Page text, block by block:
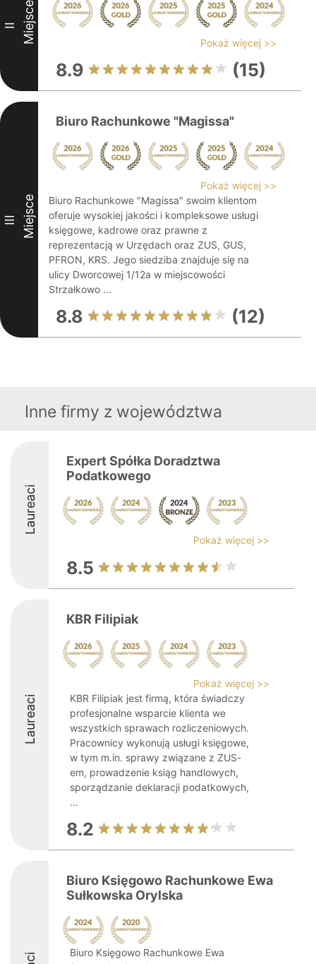
II Miejsce Pokaż więcej >>
8.9 (15)
III Miejsce
Biuro Rachunkowe "Magissa"
Pokaż więcej >>
Biuro Rachunkowe "Magissa" swoim klientom
oferuje wysokiej jakości i kompleksowe usługi
księgowe, kadrowe oraz prawne z
reprezentacją w Urzędach oraz ZUS, GUS,
PFRON, KRS. Jego siedziba znajduje się na
ulicy Dworcowej 1/12a w miejscowości
Strzałkowo ...
8.8 (12)
Inne firmy z województwa
Laureaci
Expert Spółka Doradztwa
Podatkowego
Pokaż więcej >>
8.5
Laureaci
KBR Filipiak
Pokaż więcej >>
KBR Filipiak jest firmą, która świadczy
profesjonalne wsparcie klienta we
wszystkich sprawach rozliczeniowych.
Pracownicy wykonują usługi księgowe,
w tym m.in. sprawy związane z ZUS-
em, prowadzenie ksiąg handlowych,
sporządzanie deklaracji podatkowych,
...
8.2
Biuro Księgowo Rachunkowe Ewa
Sułkowska Orylska
Biuro Księgowo Rachunkowe Ewa